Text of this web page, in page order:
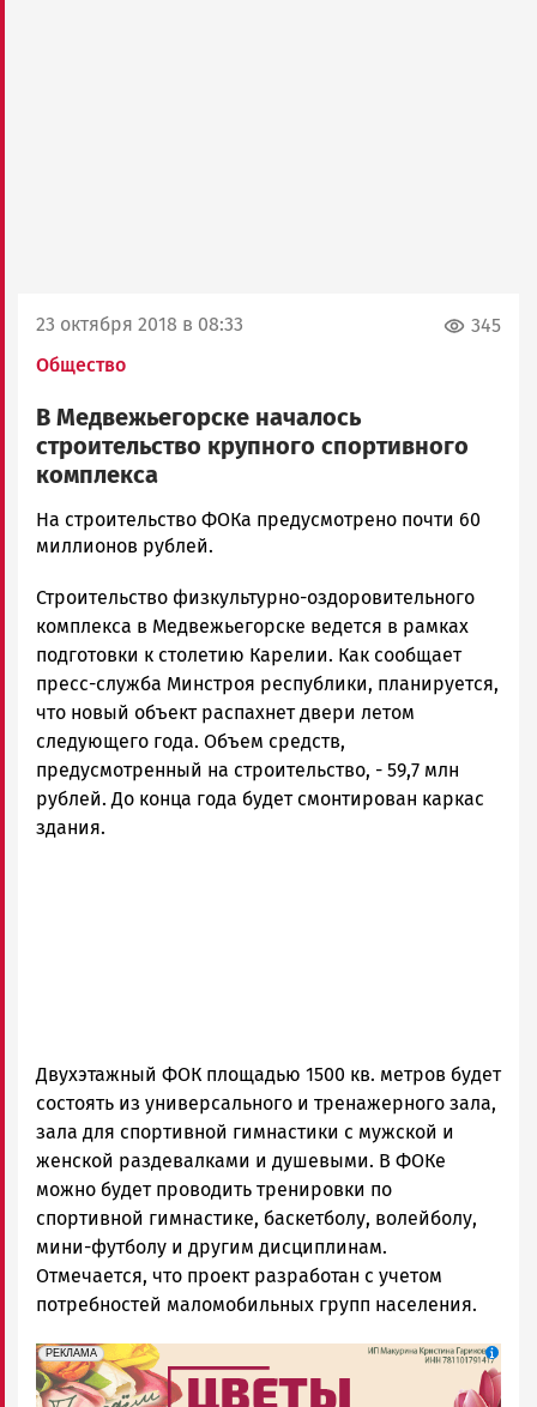
23 октября 2018 в 08:33
Общество
345
В Медвежьегорске началось
строительство крупного спортивного
комплекса
Корректор
Новости
и
Карелии
|
Петрозаводск
ГОВОРИТ
На строительство ФОКа предусмотрено почти 60
миллионов рублей.
Строительство физкультурно-оздоровительного
комплекса в Медвежьегорске ведется в рамках
подготовки к столетию Карелии. Как сообщает
пресс-служба Минстроя республики, планируется,
что новый объект распахнет двери летом
следующего года. Объем средств,
предусмотренный на строительство, - 59,7 млн
рублей. До конца года будет смонтирован каркас
здания.
Двухэтажный ФОК площадью 1500 кв. метров будет
состоять из универсального и тренажерного зала,
зала для спортивной гимнастики с мужской и
женской раздевалками и душевыми. В ФОКе
можно будет проводить тренировки по
спортивной гимнастике, баскетболу, волейболу,
мини-футболу и другим дисциплинам.
Отмечается, что проект разработан с учетом
потребностей маломобильных групп населения.
erid: 2SDnjdAF4V7
РЕКЛАМА
Реклама